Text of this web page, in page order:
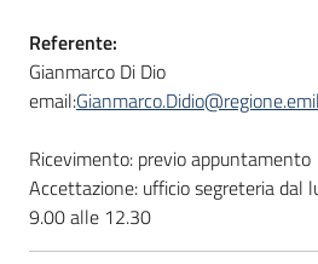
Referente:
Gianmarco Di Dio
email:
Ricevimento: previo appuntamento
Accettazione: ufficio segreteria dal
9.00 alle 12.30